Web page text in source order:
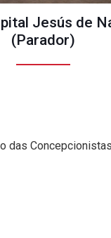
Jesús de
(Parador)
das Concepcionistas